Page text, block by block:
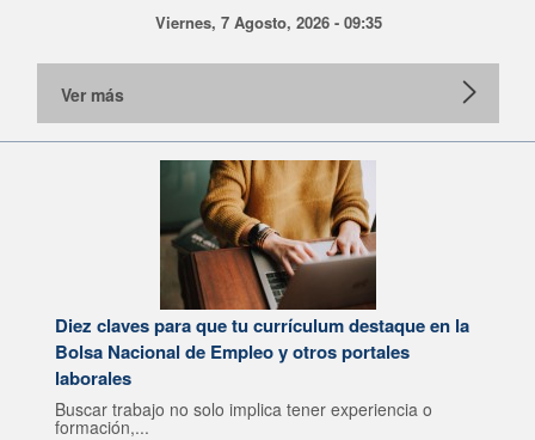
Viernes, 7 Agosto, 2026 - 09:35
Ver más
Diez claves para que tu currículum destaque en la
Bolsa Nacional de Empleo y otros portales
laborales
Buscar trabajo no solo implica tener experiencia o
formación,...